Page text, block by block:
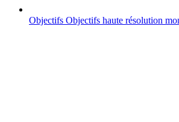
Objectifs Objectifs haute résolution